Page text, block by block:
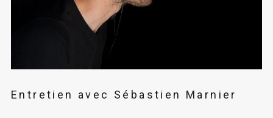
Entretien avec Sébastien Marnier